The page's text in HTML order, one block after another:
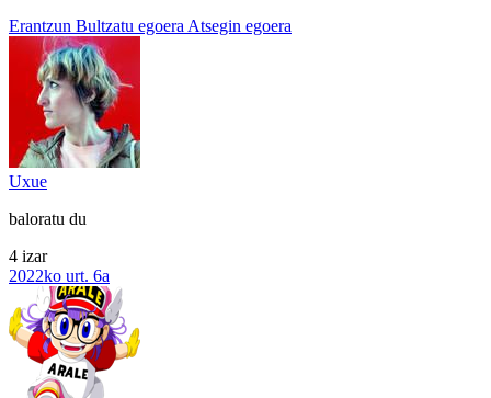
Erantzun Bultzatu egoera Atsegin egoera
Uxue
baloratu du
4 izar
2022ko urt. 6a